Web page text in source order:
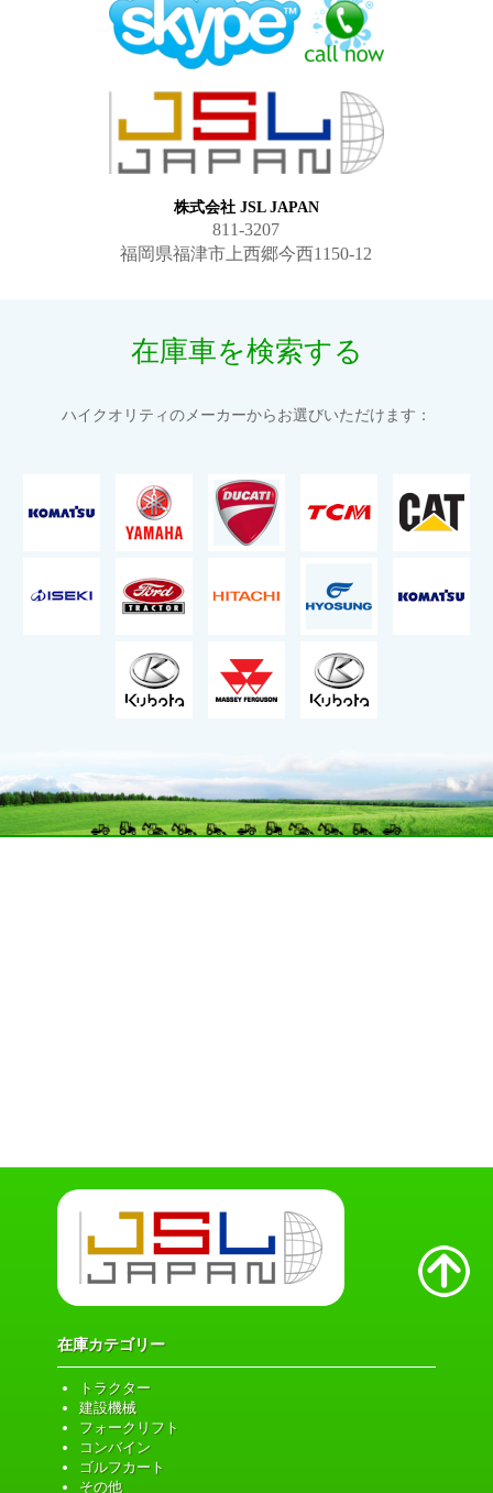
株式会社 JSL JAPAN
811-3207
福岡県福津市上西郷今西1150-12
在庫車を検索する
ハイクオリティのメーカーからお選びいただけます：
在庫カテゴリー
トラクター
建設機械
フォークリフト
コンバイン
ゴルフカート
その他